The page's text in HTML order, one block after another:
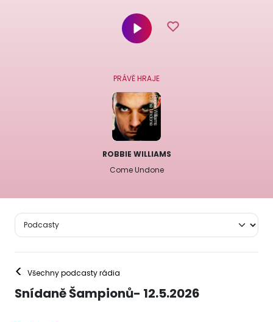
PRÁVĚ HRAJE
ROBBIE WILLIAMS
Come Undone
< Všechny podcasty rádia
Snídaně Šampionů- 12.5.2026